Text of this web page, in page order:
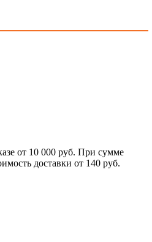
от 10 000 руб. При сумме
доставки от 140 руб.